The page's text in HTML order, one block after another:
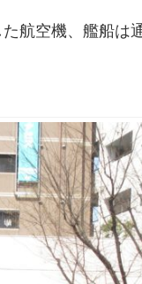
航空機、艦船は